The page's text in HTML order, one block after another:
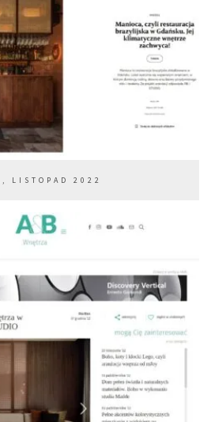
LISTOPAD 2022